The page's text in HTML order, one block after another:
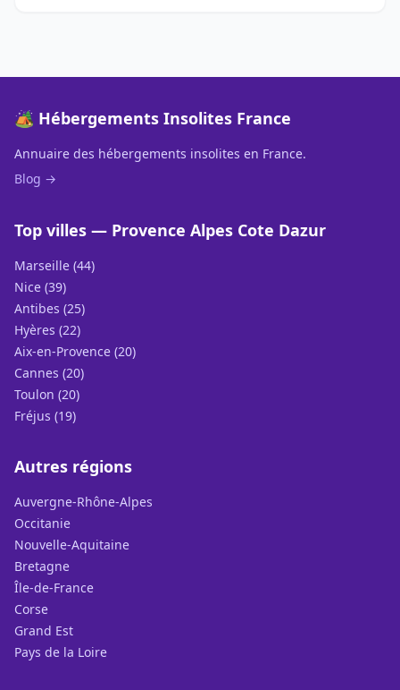
🏕️ Hébergements Insolites France
Annuaire des hébergements insolites en France.
Blog →
Top villes — Provence Alpes Cote Dazur
Marseille (44)
Nice (39)
Antibes (25)
Hyères (22)
Aix-en-Provence (20)
Cannes (20)
Toulon (20)
Fréjus (19)
Autres régions
Auvergne-Rhône-Alpes
Occitanie
Nouvelle-Aquitaine
Bretagne
Île-de-France
Corse
Grand Est
Pays de la Loire